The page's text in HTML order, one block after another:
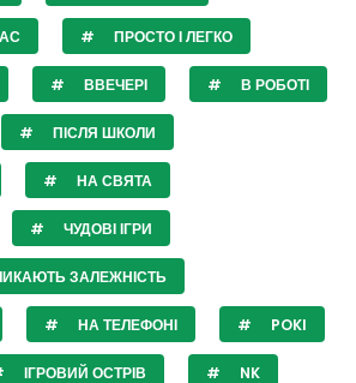
ПРОСТО І ЛЕГКО
ВВЕЧЕРІ В РОБОТІ
ПІСЛЯ ШКОЛИ
НА СВЯТА
ЧУДОВІ ІГРИ
ЗАЛЕЖНІСТЬ
НА ТЕЛЕФОНІ POKI
ІГРОВИЙ ОСТРІВ NK